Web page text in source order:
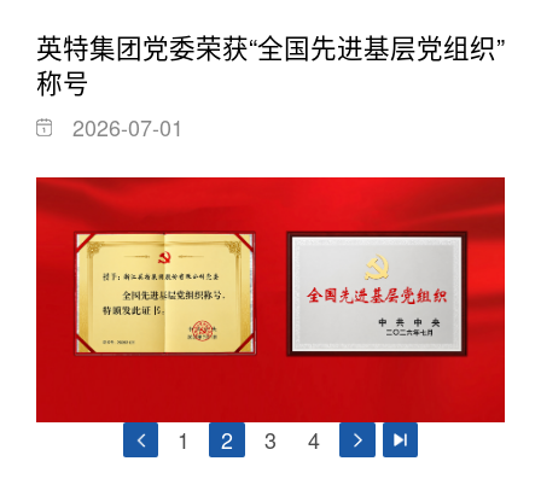
英特集团党委荣获“全国先进基层党组织”
称号
2026-07-01
1 2 3 4